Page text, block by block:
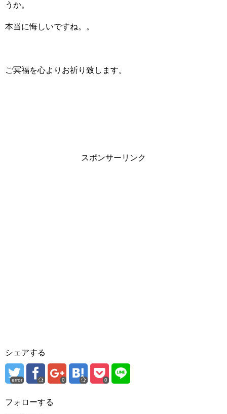
うか。
本当に悔しいですね。。
ご冥福を心よりお祈り致します。
スポンサーリンク
シェアする
error 0 0
フォローする